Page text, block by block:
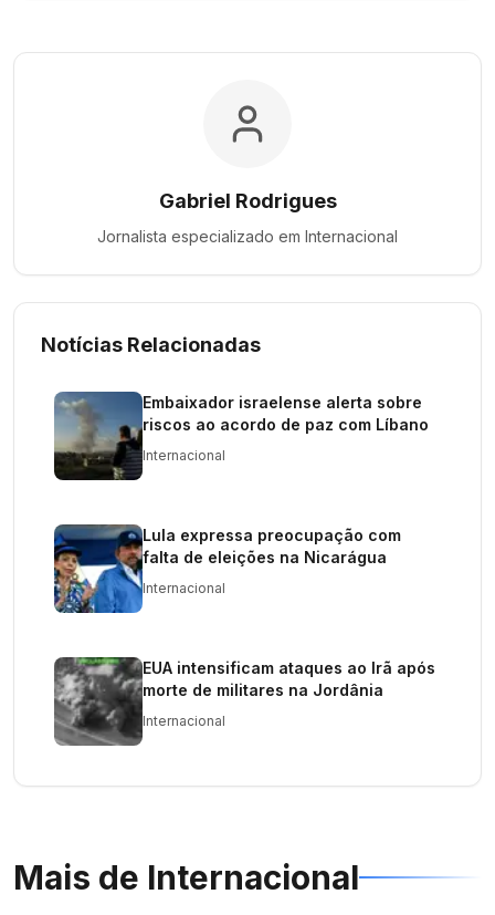
Gabriel Rodrigues
Jornalista especializado em Internacional
Notícias Relacionadas
Embaixador israelense alerta sobre
riscos ao acordo de paz com Líbano
Internacional
Lula expressa preocupação com
falta de eleições na Nicarágua
Internacional
EUA intensificam ataques ao Irã após
morte de militares na Jordânia
Internacional
Mais de Internacional